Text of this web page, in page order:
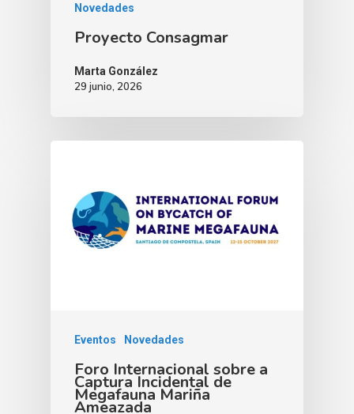
Novedades
Proyecto Consagmar
Marta González
29 junio, 2026
Eventos Novedades
Foro Internacional sobre a
Captura Incidental de
Megafauna Mariña
Ameazada